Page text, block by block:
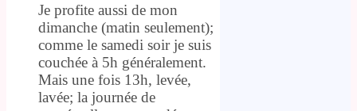
Je profite aussi de mon
dimanche (matin seulement);
comme le samedi soir je suis
couchée à 5h généralement.
Mais une fois 13h, levée,
lavée; la journée de